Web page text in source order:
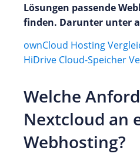
Lösungen passende
finden. Darunter unter
ownCloud Hosting
HiDrive Cloud-Speicher
Welche
Nextcloud an
Webhosting?